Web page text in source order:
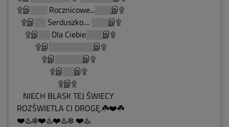
۩இ░░░ Rocznicowe...░░░இ۩
۩இ░░ Serduszko.... ░░░இ۩
۩இ░░ Dla Ciebie░░░இ۩
۩இ░░░░░░░░இ۩
۩இ░░░░░இ۩
۩இ░░இ۩
۩இ۩
NIECH BLASK TEJ ŚWIECY
ROZŚWIETLA CI DROGĘ.☘️❤️☘️
❤️♨️❄️❤️♨️❤️♨️❄️ ❤️♨️